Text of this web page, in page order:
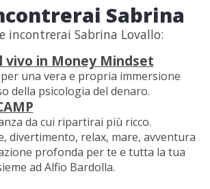
Sabrina
incontrerai Sabrina Lovallo:
vivo in Money Mindset
una vera e propria immersione
della psicologia del denaro.
da cui ripartirai più ricco.
divertimento, relax, mare, avventura
profonda per te e tutta la tua
ad Alfio Bardolla.